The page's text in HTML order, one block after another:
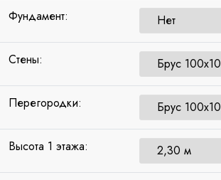
Фундамент:
Стены:
Перегородки:
Высота 1 этажа: